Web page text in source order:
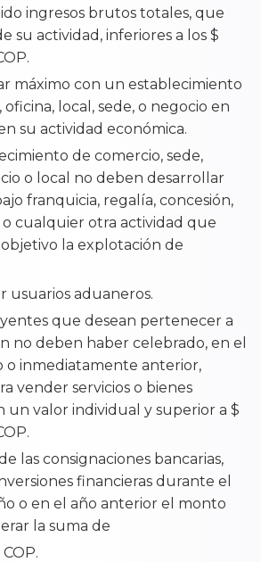
ingresos brutos totales, que
su actividad, inferiores a los $
máximo con un establecimiento
local, sede, o negocio en
su actividad económica.
de comercio, sede,
o local no deben desarrollar
franquicia, regalía, concesión,
cualquier otra actividad que
la explotación de
usuarios aduaneros.
que desean pertenecer a
no deben haber celebrado, en el
o inmediatamente anterior,
vender servicios o bienes
un valor individual y superior a $
las consignaciones bancarias,
financieras durante el
o en el año anterior el monto
la suma de